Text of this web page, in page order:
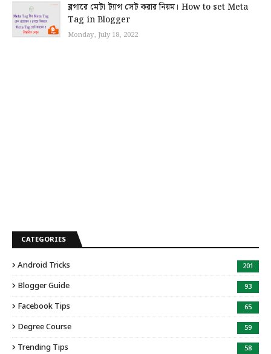
ব্লগারে মেটা ট্যাগ সেট করার নিয়ম। How to set Meta
Tag in Blogger
Monday, July 18, 2022
CATEGORIES
Android Tricks 201
Blogger Guide 93
Facebook Tips 65
Degree Course 59
Trending Tips 58